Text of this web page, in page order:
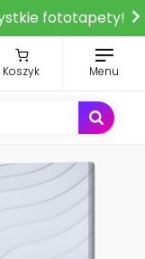
fototapety!
Koszyk Menu